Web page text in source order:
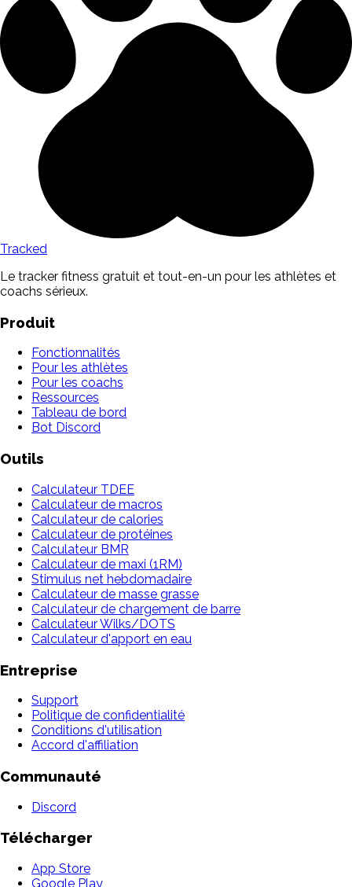
Tracked
Le tracker fitness gratuit et tout-en-un pour les athlètes et
coachs sérieux.
Produit
Fonctionnalités
Pour les athlètes
Pour les coachs
Ressources
Tableau de bord
Bot Discord
Outils
Calculateur TDEE
Calculateur de macros
Calculateur de calories
Calculateur de protéines
Calculateur BMR
Calculateur de maxi (1RM)
Stimulus net hebdomadaire
Calculateur de masse grasse
Calculateur de chargement de barre
Calculateur Wilks/DOTS
Calculateur d'apport en eau
Entreprise
Support
Politique de confidentialité
Conditions d'utilisation
Accord d'affiliation
Communauté
Discord
Télécharger
App Store
Google Play